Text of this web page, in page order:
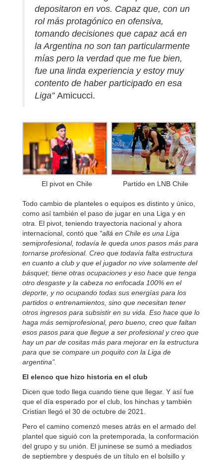
depositaron en vos. Capaz que, con un
rol más protagónico en ofensiva,
tomando decisiones que capaz acá en
la Argentina no son tan particularmente
mías pero la verdad que me fue bien,
fue una linda experiencia y estoy muy
contento de haber participado en esa
Liga” Amicucci.
El pivot en Chile Partido en LNB Chile
Todo cambio de planteles o equipos es distinto y único,
como así también el paso de jugar en una Liga y en
otra. El pivot, teniendo trayectoria nacional y ahora
internacional, contó que “allá en Chile es una Liga
semiprofesional, todavía le queda unos pasos más para
tornarse profesional. Creo que todavía falta estructura
en cuanto a club y que el jugador no vive solamente del
básquet; tiene otras ocupaciones y eso hace que tenga
otro desgaste y la cabeza no enfocada 100% en el
deporte, y no ocupando todas sus energías para los
partidos o entrenamientos, sino que necesitan tener
otros ingresos para subsistir en su vida. Eso hace que lo
haga más semiprofesional, pero bueno, creo que faltan
esos pasos para que llegue a ser profesional y creo que
hay un par de cositas más para mejorar en la estructura
para que se compare un poquito con la Liga de
argentina”.
El elenco que hizo historia en el club
Dicen que todo llega cuando tiene que llegar. Y así fue
que el día esperado por el club, los hinchas y también
Cristian llegó el 30 de octubre de 2021.
Pero el camino comenzó meses atrás en el armado del
plantel que siguió con la pretemporada, la conformación
del grupo y su unión. El juninese se sumó a mediados
de septiembre y después de un título en el bolsillo y